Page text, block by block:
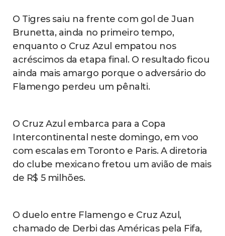
O Tigres saiu na frente com gol de Juan
Brunetta, ainda no primeiro tempo,
enquanto o Cruz Azul empatou nos
acréscimos da etapa final. O resultado ficou
ainda mais amargo porque o adversário do
Flamengo perdeu um pênalti.
O Cruz Azul embarca para a Copa
Intercontinental neste domingo, em voo
com escalas em Toronto e Paris. A diretoria
do clube mexicano fretou um avião de mais
de R$ 5 milhões.
O duelo entre Flamengo e Cruz Azul,
chamado de Derbi das Américas pela Fifa,